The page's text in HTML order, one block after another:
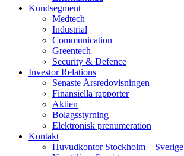
Kundsegment
Medtech
Industrial
Communication
Greentech
Security & Defence
Investor Relations
Senaste Årsredovisningen
Finansiella rapporter
Aktien
Bolagsstyrning
Elektronisk prenumeration
Kontakt
Huvudkontor Stockholm – Sverige